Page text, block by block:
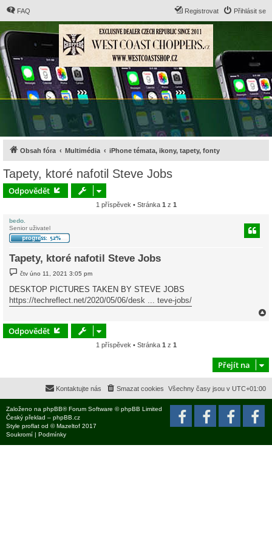
FAQ Přihlásit se
Registrovat
Obsah fóra Multimédia iPhone témata, ikony, tapety, fonty
Tapety, ktoré nafotil Steve Jobs
Odpovědět
1 příspěvek • Stránka 1 z 1
bedo.
Senior uživatel
Tapety, ktoré nafotil Steve Jobs
P
í
s
p
ě
k
čtv úno 11, 2021 3:05 pm
DESKTOP PICTURES TAKEN BY STEVE JOBS
https://techreflect.net/2020/05/06/desk ... teve-jobs/
Odpovědět
1 příspěvek • Stránka 1 z 1
Přejít na
Všechny časy jsou v UTC+01:00
Smazat cookies
Kontaktujte nás
Založeno na phpBB® Forum Software © phpBB Limited
Český překlad – phpBB.cz
Style proflat od ©Mazeltof 2017
Soukromí | Podmínky